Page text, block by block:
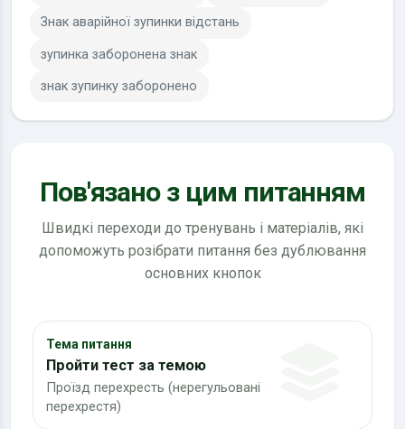
Знак аварійної зупинки відстань
зупинка заборонена знак
знак зупинку заборонено
Пов'язано з цим питанням
Швидкі переходи до тренувань і матеріалів, які
допоможуть розібрати питання без дублювання
основних кнопок
Тема питання
Пройти тест за темою
Проїзд перехресть (нерегульовані
перехрестя)